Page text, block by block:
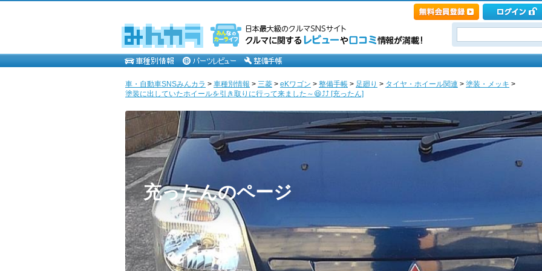
車・自動車SNSみんカラ > 車種別情報 > 三菱 > eKワゴン > 整備手帳 > 足廻り > タイヤ・ホイール関連 > 塗装・メッキ >
塗装に出していたホイールを引き取りに行って来ました～😆⤴️⤴️ [充ったん]
充ったんのページ